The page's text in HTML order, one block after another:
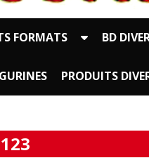
FORMATS BD
PRODUITS